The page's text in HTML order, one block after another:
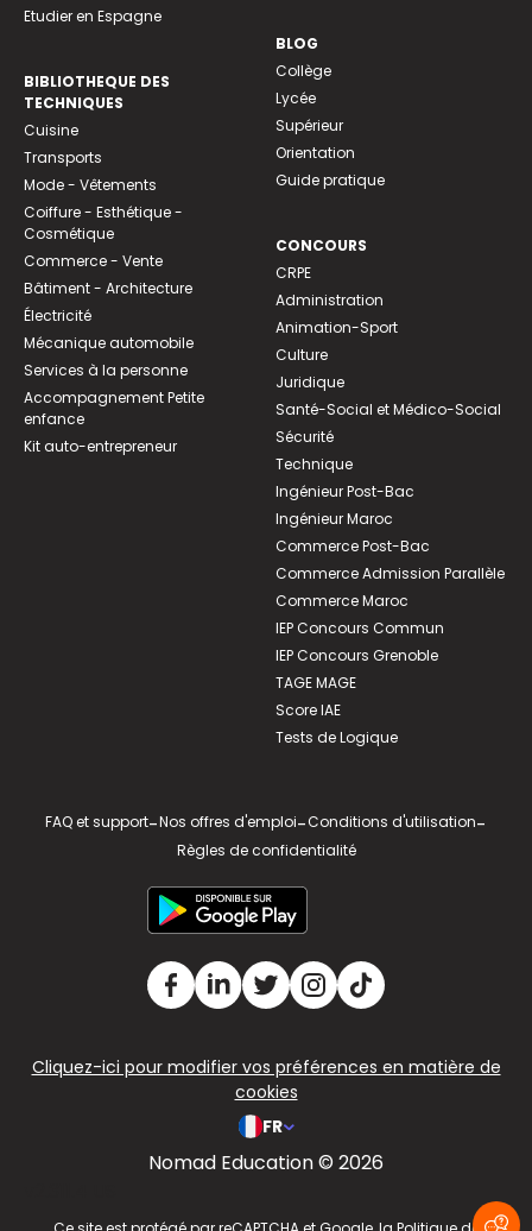
Etudier en Espagne
BIBLIOTHEQUE DES
TECHNIQUES
Cuisine
Transports
Mode - Vêtements
Coiffure - Esthétique -
Cosmétique
Commerce - Vente
Bâtiment - Architecture
Électricité
Mécanique automobile
Services à la personne
Accompagnement Petite
enfance
Kit auto-entrepreneur
BLOG
Collège
Lycée
Supérieur
Orientation
Guide pratique
CONCOURS
CRPE
Administration
Animation-Sport
Culture
Juridique
Santé-Social et Médico-Social
Sécurité
Technique
Ingénieur Post-Bac
Ingénieur Maroc
Commerce Post-Bac
Commerce Admission Parallèle
Commerce Maroc
IEP Concours Commun
IEP Concours Grenoble
TAGE MAGE
Score IAE
Tests de Logique
FAQ et support-Nos offres d'emploi-Conditions d'utilisation-
Règles de confidentialité
Cliquez-ici pour modifier vos préférences en matière de
cookies
FR
Nomad Education © 2026